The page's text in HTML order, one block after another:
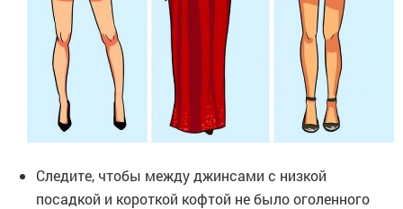
Следите, чтобы между джинсами с низкой
посадкой и короткой кофтой не было оголенного